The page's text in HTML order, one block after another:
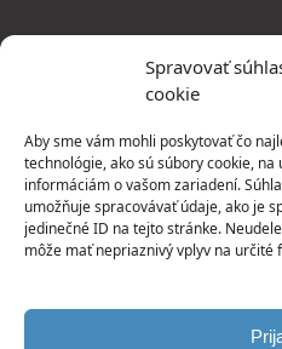
Spravovať
cookie
Aby sme vám mohli poskytovať čo
technológie, ako sú súbory cookie,
informáciám o vašom zariadení.
umožňuje spracovávať údaje, ako je
jedinečné ID na tejto stránke.
môže mať nepriaznivý vplyv na určité
Horný Hričov 483
013 42, Horný Hričov
PREVÁDZKA:
Jesenná 1
080 05 Prešov